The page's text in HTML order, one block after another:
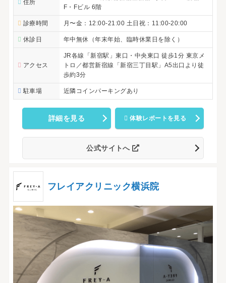
住所
F・Fビル 6階
診療時間 月〜金：12:00-21:00 土日祝：11:00-20:00
休診日 年中無休（年末年始、臨時休業日を除く）
アクセス
JR各線「新宿駅」東口・中央東口 徒歩1分 東京メ
トロ／都営新宿線「新宿三丁目駅」A5出口より徒
歩約3分
駐車場 近隣コインパーキングあり
詳細を見る 体験レポートを見る
公式サイトへ
フレイアクリニック横浜院